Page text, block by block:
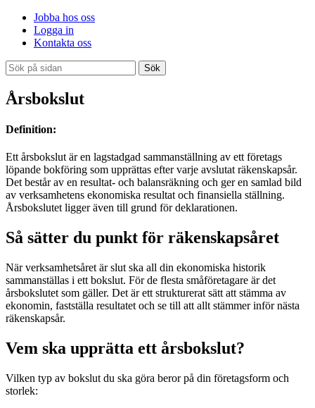
Jobba hos oss
Logga in
Kontakta oss
Sök
Årsbokslut
Definition:
Ett årsbokslut är en lagstadgad sammanställning av ett företags
löpande bokföring som upprättas efter varje avslutat räkenskapsår.
Det består av en resultat- och balansräkning och ger en samlad bild
av verksamhetens ekonomiska resultat och finansiella ställning.
Årsbokslutet ligger även till grund för deklarationen.
Så sätter du punkt för räkenskapsåret
När verksamhetsåret är slut ska all din ekonomiska historik
sammanställas i ett bokslut. För de flesta småföretagare är det
årsbokslutet som gäller. Det är ett strukturerat sätt att stämma av
ekonomin, fastställa resultatet och se till att allt stämmer inför nästa
räkenskapsår.
Vem ska upprätta ett årsbokslut?
Vilken typ av bokslut du ska göra beror på din företagsform och
storlek: